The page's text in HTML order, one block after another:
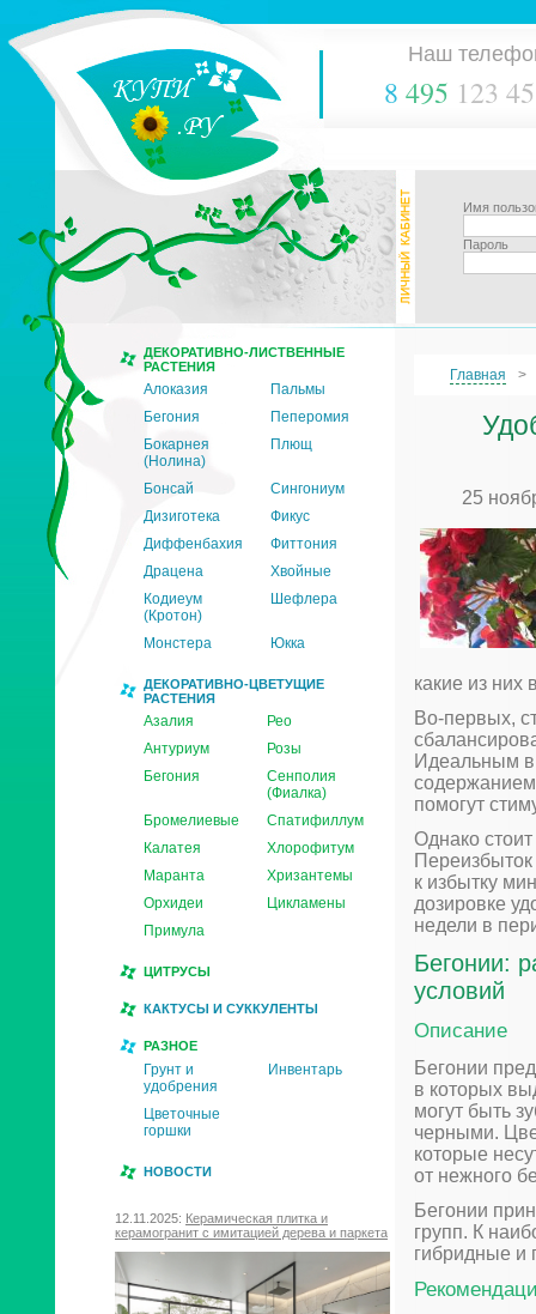
Наш
8 495 123
Имя
Пароль
ДЕКОРАТИВНО-ЛИСТВЕННЫЕ
РАСТЕНИЯ
Алоказия
Пальмы
Бегония
Пеперомия
Бокарнея
(Нолина)
Плющ
Бонсай
Сингониум
Дизиготека
Фикус
Диффенбахия
Фиттония
Драцена
Хвойные
Кодиеум
(Кротон)
Шефлера
Монстера Юкка
ДЕКОРАТИВНО-ЦВЕТУЩИЕ
РАСТЕНИЯ
Азалия
Рео
Антуриум
Розы
Бегония
Сенполия
(Фиалка)
Бромелиевые
Спатифиллум
Калатея
Хлорофитум
Маранта
Хризантемы
Орхидеи
Цикламены
Примула
ЦИТРУСЫ
КАКТУСЫ И СУККУЛЕНТЫ
РАЗНОЕ
Грунт и
удобрения
Инвентарь
Цветочные
горшки
НОВОСТИ
12.11.2025: Керамическая плитка и
керамогранит с имитацией дерева и паркета
Главная
25
какие из них
Во-первых,
Идеальным
помогут
Однако
Переизбыток
к избытку
дозировке
недели в
Бегонии:
условий
Описание
Бегонии
в которых
могут быть
черными.
которые
от нежного
Бегонии
групп. К
гибридные и